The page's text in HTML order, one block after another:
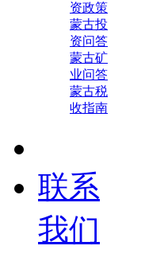
资政策
蒙古投
资问答
蒙古矿
业问答
蒙古税
收指南
联系
我们